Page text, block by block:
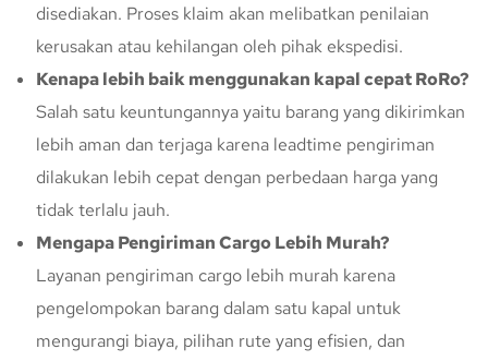
disediakan. Proses klaim akan melibatkan penilaian
kerusakan atau kehilangan oleh pihak ekspedisi.
Kenapa lebih baik menggunakan kapal cepat RoRo?
Salah satu keuntungannya yaitu barang yang dikirimkan
lebih aman dan terjaga karena leadtime pengiriman
dilakukan lebih cepat dengan perbedaan harga yang
tidak terlalu jauh.
Mengapa Pengiriman Cargo Lebih Murah?
Layanan pengiriman cargo lebih murah karena
pengelompokan barang dalam satu kapal untuk
mengurangi biaya, pilihan rute yang efisien, dan